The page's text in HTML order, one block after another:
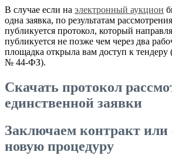
В случае если на электронный аукцион
одна заявка, по результатам
публикуется протокол, который
публикуется не позже чем через два
площадка открыла вам доступ к тендеру
№ 44-ФЗ).
Скачать протокол
единственной заявки
Заключаем контракт или
новую процедуру